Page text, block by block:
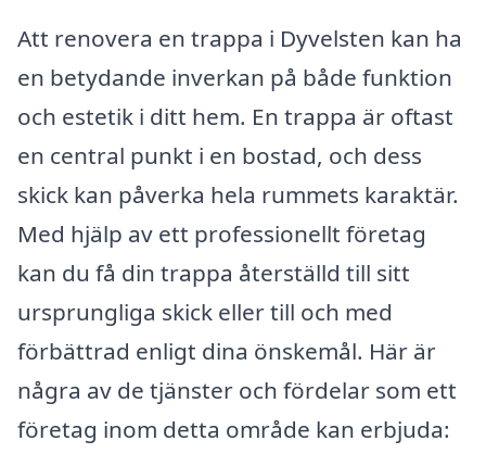
Att renovera en trappa i Dyvelsten kan ha
en betydande inverkan på både funktion
och estetik i ditt hem. En trappa är oftast
en central punkt i en bostad, och dess
skick kan påverka hela rummets karaktär.
Med hjälp av ett professionellt företag
kan du få din trappa återställd till sitt
ursprungliga skick eller till och med
förbättrad enligt dina önskemål. Här är
några av de tjänster och fördelar som ett
företag inom detta område kan erbjuda: